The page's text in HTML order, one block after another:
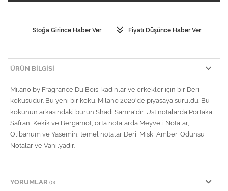
Stoğa Girince Haber Ver Fiyatı Düşünce Haber Ver
ÜRÜN BILGISI
Milano by Fragrance Du Bois, kadınlar ve erkekler için bir Deri
kokusudur. Bu yeni bir koku. Milano 2020'de piyasaya sürüldü. Bu
kokunun arkasındaki burun Shadi Samra'dır. Üst notalarda Portakal,
Safran, Kekik ve Bergamot; orta notalarda Meyveli Notalar,
Olibanum ve Yasemin; temel notalar Deri, Misk, Amber, Odunsu
Notalar ve Vanilyadır.
YORUMLAR (0)